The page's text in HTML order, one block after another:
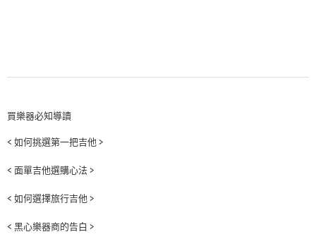
買樂器必知導讀
< 如何挑選第一把吉他 >
< 面單吉他選購心法 >
< 如何選擇旅行吉他 >
< 黑心樂器商的告白 >